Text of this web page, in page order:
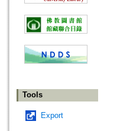
Tools
Export